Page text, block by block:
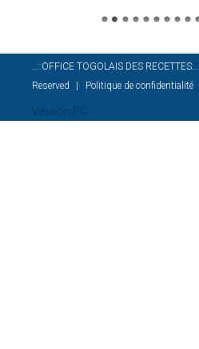
..::OFFICE TOGOLAIS DES RECETTES:..
Reserved
Politique de confidentialité
Version PC